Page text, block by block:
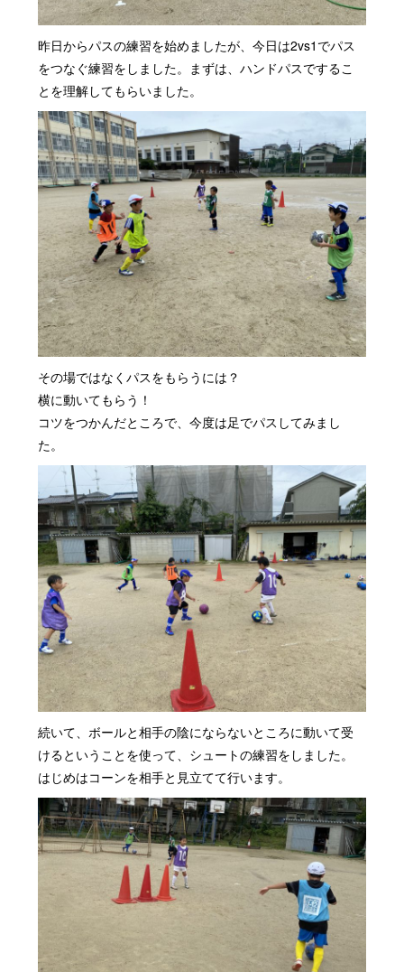
昨日からパスの練習を始めましたが、今日は2vs1でパス
をつなぐ練習をしました。まずは、ハンドパスでするこ
とを理解してもらいました。
その場ではなくパスをもらうには？
横に動いてもらう！
コツをつかんだところで、今度は足でパスしてみまし
た。
続いて、ボールと相手の陰にならないところに動いて受
けるということを使って、シュートの練習をしました。
はじめはコーンを相手と見立てて行います。